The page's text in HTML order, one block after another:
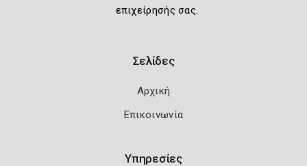
επιχείρησής σας.
Σελίδες
Αρχική
Επικοινωνία
Υπηρεσίες